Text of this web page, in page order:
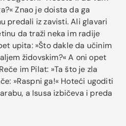
Znao je doista da ga
predali iz zavisti. Ali glavari
da traži neka im radije
upita: »Što dakle da učinim
židovskim?« A oni opet
im Pilat: »Ta što je zla
»Raspni ga!« Hoteći ugoditi
a Isusa izbičeva i preda